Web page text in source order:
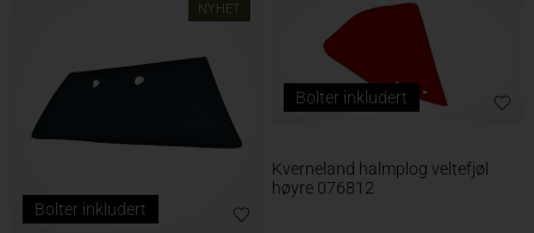
NYHET
Bolter inkludert
Bolter inkludert
Kverneland halmplog veltefjøl
høyre 076812